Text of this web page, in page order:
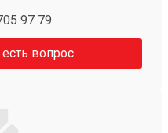
97 79
вопрос